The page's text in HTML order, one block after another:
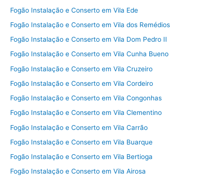
Fogão Instalação e Conserto em Vila Ede
Fogão Instalação e Conserto em Vila dos Remédios
Fogão Instalação e Conserto em Vila Dom Pedro II
Fogão Instalação e Conserto em Vila Cunha Bueno
Fogão Instalação e Conserto em Vila Cruzeiro
Fogão Instalação e Conserto em Vila Cordeiro
Fogão Instalação e Conserto em Vila Congonhas
Fogão Instalação e Conserto em Vila Clementino
Fogão Instalação e Conserto em Vila Carrão
Fogão Instalação e Conserto em Vila Buarque
Fogão Instalação e Conserto em Vila Bertioga
Fogão Instalação e Conserto em Vila Airosa